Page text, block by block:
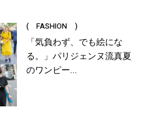
( FASHION )
「気負わず、でも絵にな
る。」パリジェンヌ流真夏
のワンピー...